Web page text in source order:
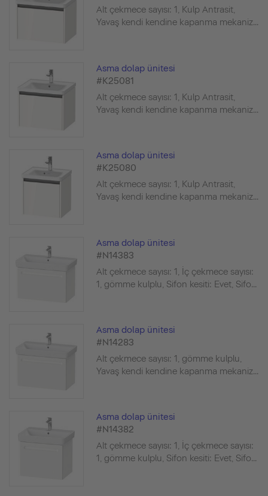
Alt çekmece sayısı: 1, Kulp Antrasit,
Yavaş kendi kendine kapanma mekaniz...
Asma dolap ünitesi
#K25081
Alt çekmece sayısı: 1, Kulp Antrasit,
Yavaş kendi kendine kapanma mekaniz...
Asma dolap ünitesi
#K25080
Alt çekmece sayısı: 1, Kulp Antrasit,
Yavaş kendi kendine kapanma mekaniz...
Asma dolap ünitesi
#N14383
Alt çekmece sayısı: 1, İç çekmece sayısı:
1, gömme kulplu, Sifon kesiti: Evet, Sifo...
Asma dolap ünitesi
#N14283
Alt çekmece sayısı: 1, gömme kulplu,
Yavaş kendi kendine kapanma mekaniz...
Asma dolap ünitesi
#N14382
Alt çekmece sayısı: 1, İç çekmece sayısı:
1, gömme kulplu, Sifon kesiti: Evet, Sifo...